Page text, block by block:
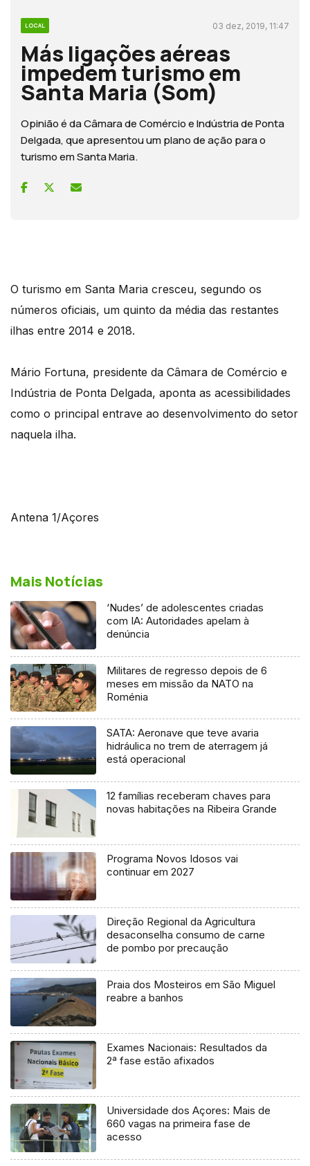
LOCAL 03 dez, 2019, 11:47
Más ligações aéreas
impedem turismo em
Santa Maria (Som)
Opinião é da Câmara de Comércio e Indústria de Ponta
Delgada, que apresentou um plano de ação para o
turismo em Santa Maria.
O turismo em Santa Maria cresceu, segundo os
números oficiais, um quinto da média das restantes
ilhas entre 2014 e 2018.
Mário Fortuna, presidente da Câmara de Comércio e
Indústria de Ponta Delgada, aponta as acessibilidades
como o principal entrave ao desenvolvimento do setor
naquela ilha.
Antena 1/Açores
Mais Notícias
‘Nudes’ de adolescentes criadas
com IA: Autoridades apelam à
denúncia
Militares de regresso depois de 6
meses em missão da NATO na
Roménia
SATA: Aeronave que teve avaria
hidráulica no trem de aterragem já
está operacional
12 famílias receberam chaves para
novas habitações na Ribeira Grande
Programa Novos Idosos vai
continuar em 2027
Direção Regional da Agricultura
desaconselha consumo de carne
de pombo por precaução
Praia dos Mosteiros em São Miguel
reabre a banhos
Exames Nacionais: Resultados da
2ª fase estão afixados
Universidade dos Açores: Mais de
660 vagas na primeira fase de
acesso